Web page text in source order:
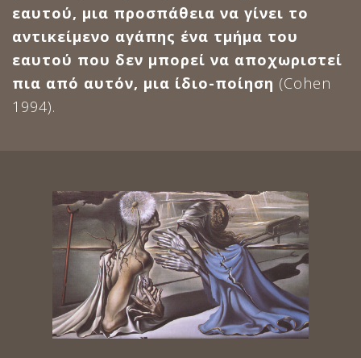
εαυτού, μια προσπάθεια να γίνει το
αντικείμενο αγάπης ένα τμήμα του
εαυτού που δεν μπορεί να αποχωριστεί
πια από αυτόν, μια ίδιο-ποίηση (Cohen
1994).